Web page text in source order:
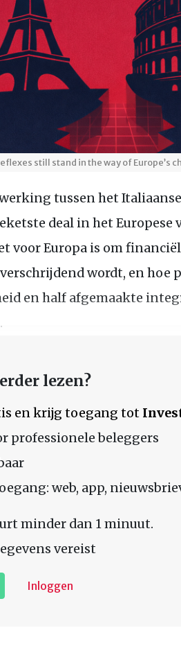
still stand in the way of Europe’s
tussen het Italiaanse
deal in het Europese
voor Europa is om
wordt, en hoe
en half afgemaakte
lezen?
en krijg toegang tot
professionele beleggers
web, app,
minder dan 1 minuut.
vereist
Inloggen